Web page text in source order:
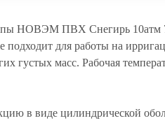
НОВЭМ ПВХ Снегирь 10атм
для работы на
густых масс. Рабочая
в виде цилиндрической